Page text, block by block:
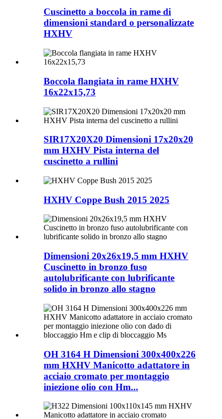
Cuscinetto a boccola in rame di
dimensioni standard o personalizzate
HXHV
Boccola flangiata in rame HXHV
16x22x15,73
SIR17X20X20 Dimensioni 17x20x20
mm HXHV Pista interna del
cuscinetto a rullini
HXHV Coppe Bush 2015 2025
Dimensioni 20x26x19,5 mm HXHV
Cuscinetto in bronzo fuso
autolubrificante con lubrificante
solido in bronzo allo stagno
OH 3164 H Dimensioni 300x400x226
mm HXHV Manicotto adattatore in
acciaio cromato per montaggio
iniezione olio con Hm...